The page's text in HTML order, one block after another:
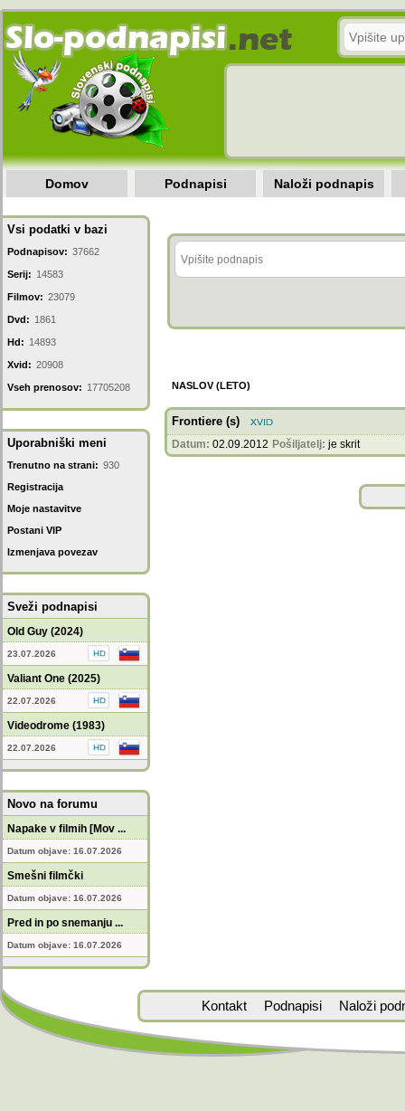
Domov Podnapisi Naloži podnapis
Vsi podatki v bazi
Podnapisov: 37662
Serij: 14583
Filmov: 23079
Dvd: 1861
Hd: 14893
Xvid: 20908
Vseh prenosov: 17705208
Uporabniški meni
Trenutno na strani: 930
Registracija
Moje nastavitve
Postani VIP
Izmenjava povezav
Sveži podnapisi
Old Guy (2024)
23.07.2026
Valiant One (2025)
22.07.2026
Videodrome (1983)
22.07.2026
Novo na forumu
Napake v filmih [Mov ...
Datum objave: 16.07.2026
Smešni filmčki
Datum objave: 16.07.2026
Pred in po snemanju ...
Datum objave: 16.07.2026
NASLOV (LETO)
Frontiere (s)
Datum: 02.09.2012 Pošiljatelj: je skrit
Kontakt Podnapisi Naloži